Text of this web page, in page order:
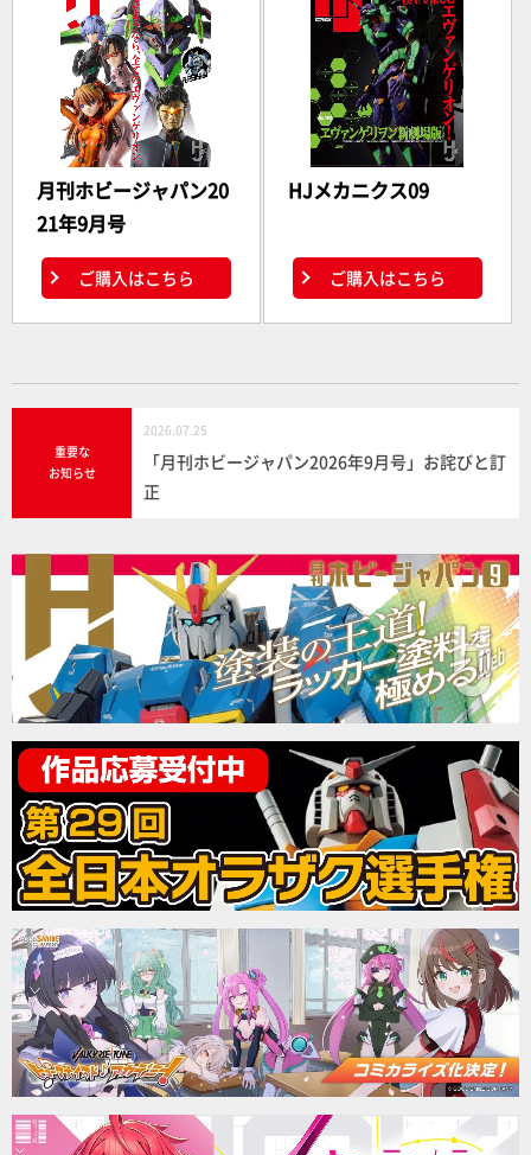
月刊ホビージャパン20
21年9月号
ご購入はこちら
HJメカニクス09
ご購入はこちら
重要な
お知らせ
2026.07.25
「月刊ホビージャパン2026年9月号」お詫びと訂
正